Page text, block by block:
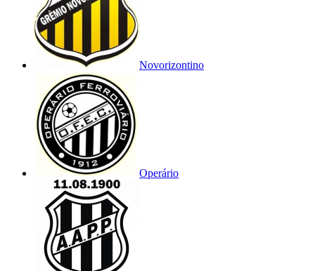
Novorizontino
Operário